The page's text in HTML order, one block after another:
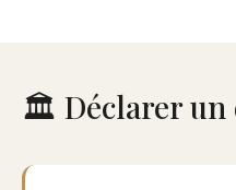
🏛️ Déclarer un